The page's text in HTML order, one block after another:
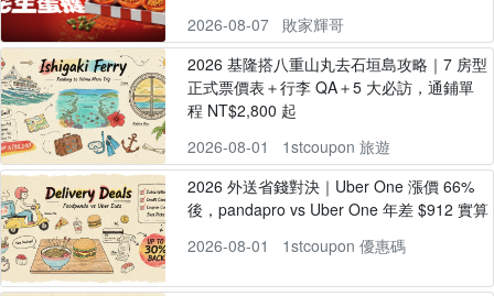
2026-08-07
敗家輝哥
2026 基隆搭八重山丸去石垣島攻略｜7 房型
正式票價表＋行李 QA＋5 大必訪，通鋪單
程 NT$2,800 起
2026-08-01
1stcoupon 旅遊
2026 外送省錢對決｜Uber One 漲價 66%
後，pandapro vs Uber One 年差 $912 實算
2026-08-01
1stcoupon 優惠碼